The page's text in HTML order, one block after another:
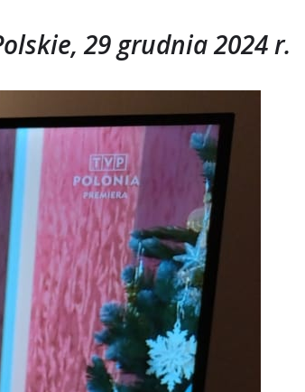
29 grudnia 2024 r.